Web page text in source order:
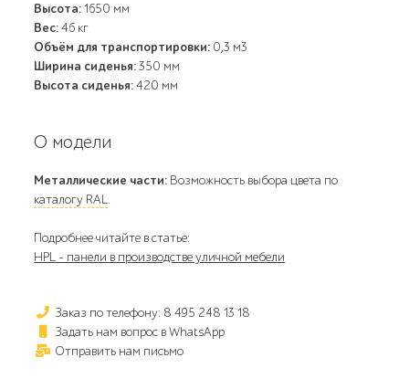
Высота:1650 мм
Вес:46 кг
Объём для транспортировки: 0,3 м3
Ширина сиденья:350 мм
Высота сиденья:420 мм
О модели
Металлические части: Возможность выбора цвета по
каталогу RAL.
Подробнее читайте в статье:
HPL - панели в производстве уличной мебели
Заказ по телефону: 8 495 248 13 18
Задать нам вопрос в WhatsApp
Отправить нам письмо